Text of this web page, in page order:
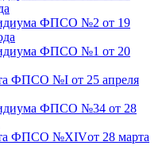
ФПСО №2 от 19
ФПСО №1 от 20
ФПСО №I от 25 апреля
ФПСО №34 от 28
ФПСО №XIVот 28 марта